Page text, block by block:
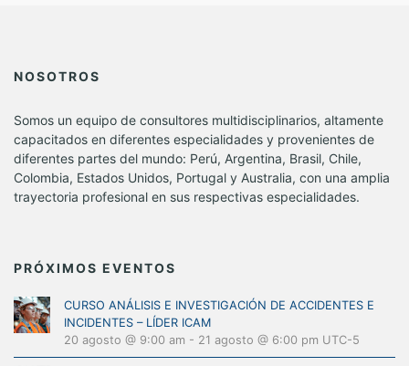
NOSOTROS
Somos un equipo de consultores multidisciplinarios, altamente
capacitados en diferentes especialidades y provenientes de
diferentes partes del mundo: Perú, Argentina, Brasil, Chile,
Colombia, Estados Unidos, Portugal y Australia, con una amplia
trayectoria profesional en sus respectivas especialidades.
PRÓXIMOS EVENTOS
CURSO ANÁLISIS E INVESTIGACIÓN DE ACCIDENTES E
INCIDENTES – LÍDER ICAM
20 agosto @ 9:00 am - 21 agosto @ 6:00 pm UTC-5